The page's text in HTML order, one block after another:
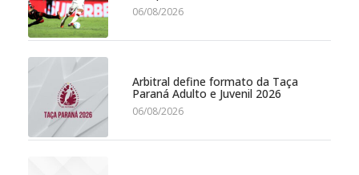
06/08/2026
Arbitral define formato da Taça
Paraná Adulto e Juvenil 2026
06/08/2026